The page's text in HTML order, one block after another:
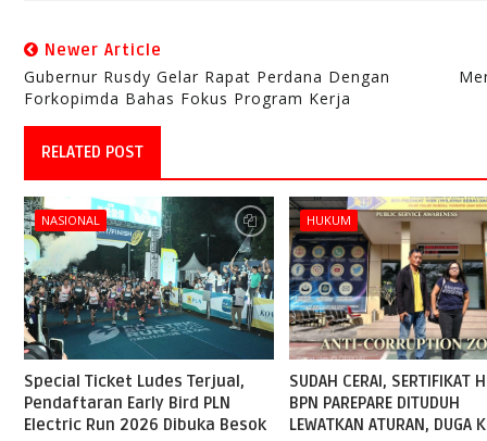
Newer Article
Gubernur Rusdy Gelar Rapat Perdana Dengan
Forkopimda Bahas Fokus Program Kerja
RELATED POST
NASIONAL
Special Ticket Ludes Terjual,
Pendaftaran Early Bird PLN
Electric Run 2026 Dibuka Besok
HUKUM
SUDAH CERAI, SERTIFIKAT
BPN PAREPARE DITUDUH
LEWATKAN ATURAN, DUGA